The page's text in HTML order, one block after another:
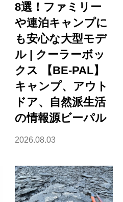
8選！ファミリー
や連泊キャンプに
も安心な大型モデ
ル | クーラーボッ
クス 【BE-PAL】
キャンプ、アウト
ドア、自然派生活
の情報源ビーパル
2026.08.03